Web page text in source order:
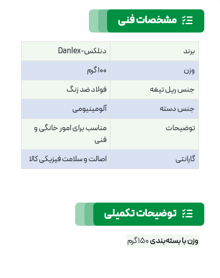
مشخصات فنی
برند
دنلکس-Danlex
وزن
100 گرم
جنس ریل تیغه
فولاد ضد زنگ
جنس دسته
آلومینیومی
توضیحات
مناسب برای امور خانگی و
فنی
گارانتی
اصالت و سلامت فیزیکی کالا
توضیحات تکمیلی
وزن با بسته‌بندی150 گرم